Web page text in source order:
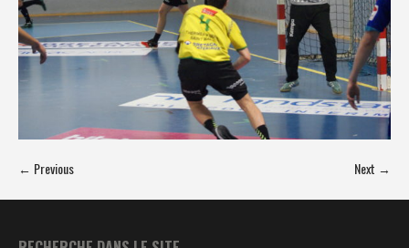
← Previous Next →